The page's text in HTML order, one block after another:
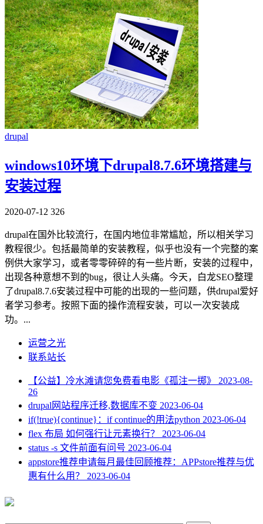
drupal
windows10环境下drupal8.7.6环境搭建与
安装过程
2020-07-12 326
drupal在国外比较流行，在国内地位非常尴尬，所以相关学习
教程很少。包括最简单的安装教程，似乎也没有一个完整的案
例供大家学习，或者零零碎碎的有一些片断，安装的过程中，
出现各种意想不到的bug，很让人头痛。今天，白龙SEO整理
了drupal8.7.6安装过程中可能的出现的一些问题，供drupal爱好
者学习参考。按照下面的操作流程安装，可以一次安装成
功。...
运营之光
联系站长
【公益】冷水滩请您免费看电影《孤注一掷》
2023-08-
26
drupal网站程序迁移,数据库不变 2023-06-04
if(!true){continue}：if continue的用法python 2023-06-04
flex 布局 如何强行让元素换行？
2023-06-04
status -s 文件前面有问号 2023-06-04
appstore推荐申请每月最佳回顾推荐：APPstore推荐与优
惠有什么用？
2023-06-04